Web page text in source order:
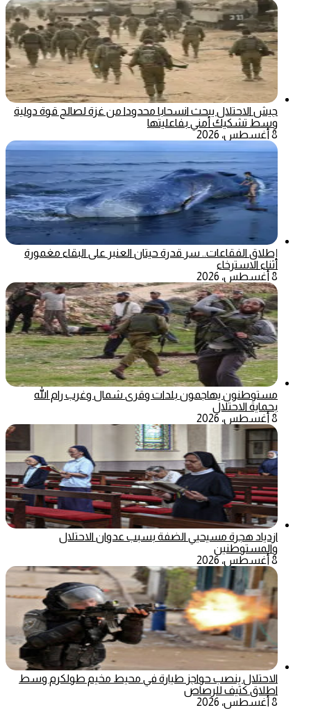
جيش الاحتلال يبحث انسحابا محدودا من غزة لصالح قوة دولية
وسط تشكيك أمني بفاعليتها
8 أغسطس، 2026
إطلاق الفقاعات.. سر قدرة حيتان العنبر على البقاء مغمورة
أثناء الاسترخاء
8 أغسطس، 2026
مستوطنون يهاجمون بلدات وقرى شمال وغرب رام الله
بحماية الاحتلال
8 أغسطس، 2026
ازدياد هجرة مسيحيي الضفة بسبب عدوان الاحتلال
والمستوطنين
8 أغسطس، 2026
الاحتلال ينصب حواجز طيارة في محيط مخيم طولكرم وسط
اطلاق كثيف للرصاص
8 أغسطس، 2026